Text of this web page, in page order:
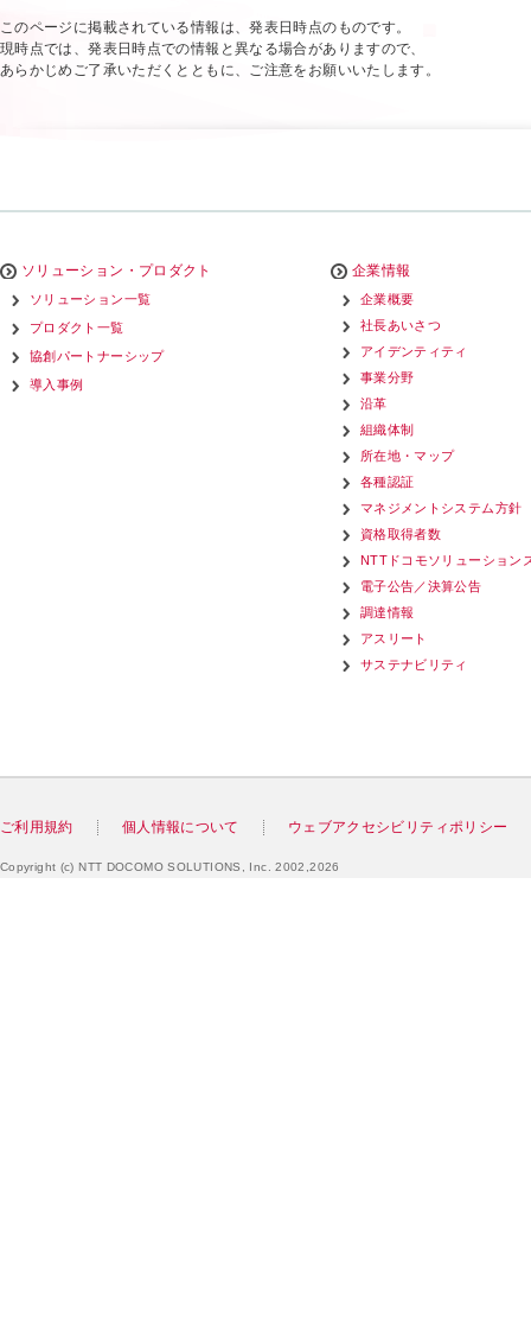
このページに掲載されている情報は、発表日時点のものです。
現時点では、発表日時点での情報と異なる場合がありますので、
あらかじめご了承いただくとともに、ご注意をお願いいたします。
ソリューション・プロダクト
ソリューション一覧
プロダクト一覧
協創パートナーシップ
導入事例
企業情報
企業概要
社長あいさつ
アイデンティティ
事業分野
沿革
組織体制
所在地・マップ
各種認証
マネジメントシステム方針
資格取得者数
NTTドコモソリューション
電子公告／決算公告
調達情報
アスリート
サステナビリティ
ご利用規約 個人情報について ウェブアクセシビリティポリシー
Copyright (c) NTT DOCOMO SOLUTIONS, Inc. 2002,2026